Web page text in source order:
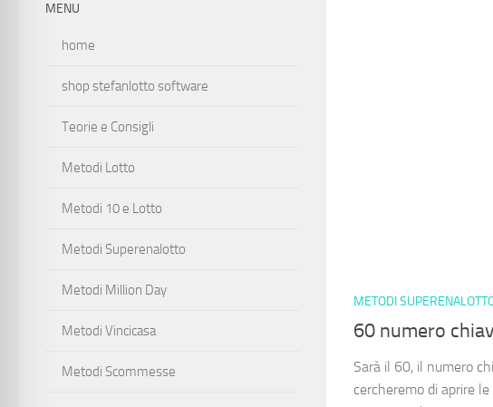
METODI
60 numero
Sarà il 60, il numero
cercheremo di aprire
MENU
home
shop stefanlotto software
Teorie e Consigli
Metodi Lotto
Metodi 10 e Lotto
Metodi Superenalotto
Metodi Million Day
Metodi Vincicasa
Metodi Scommesse